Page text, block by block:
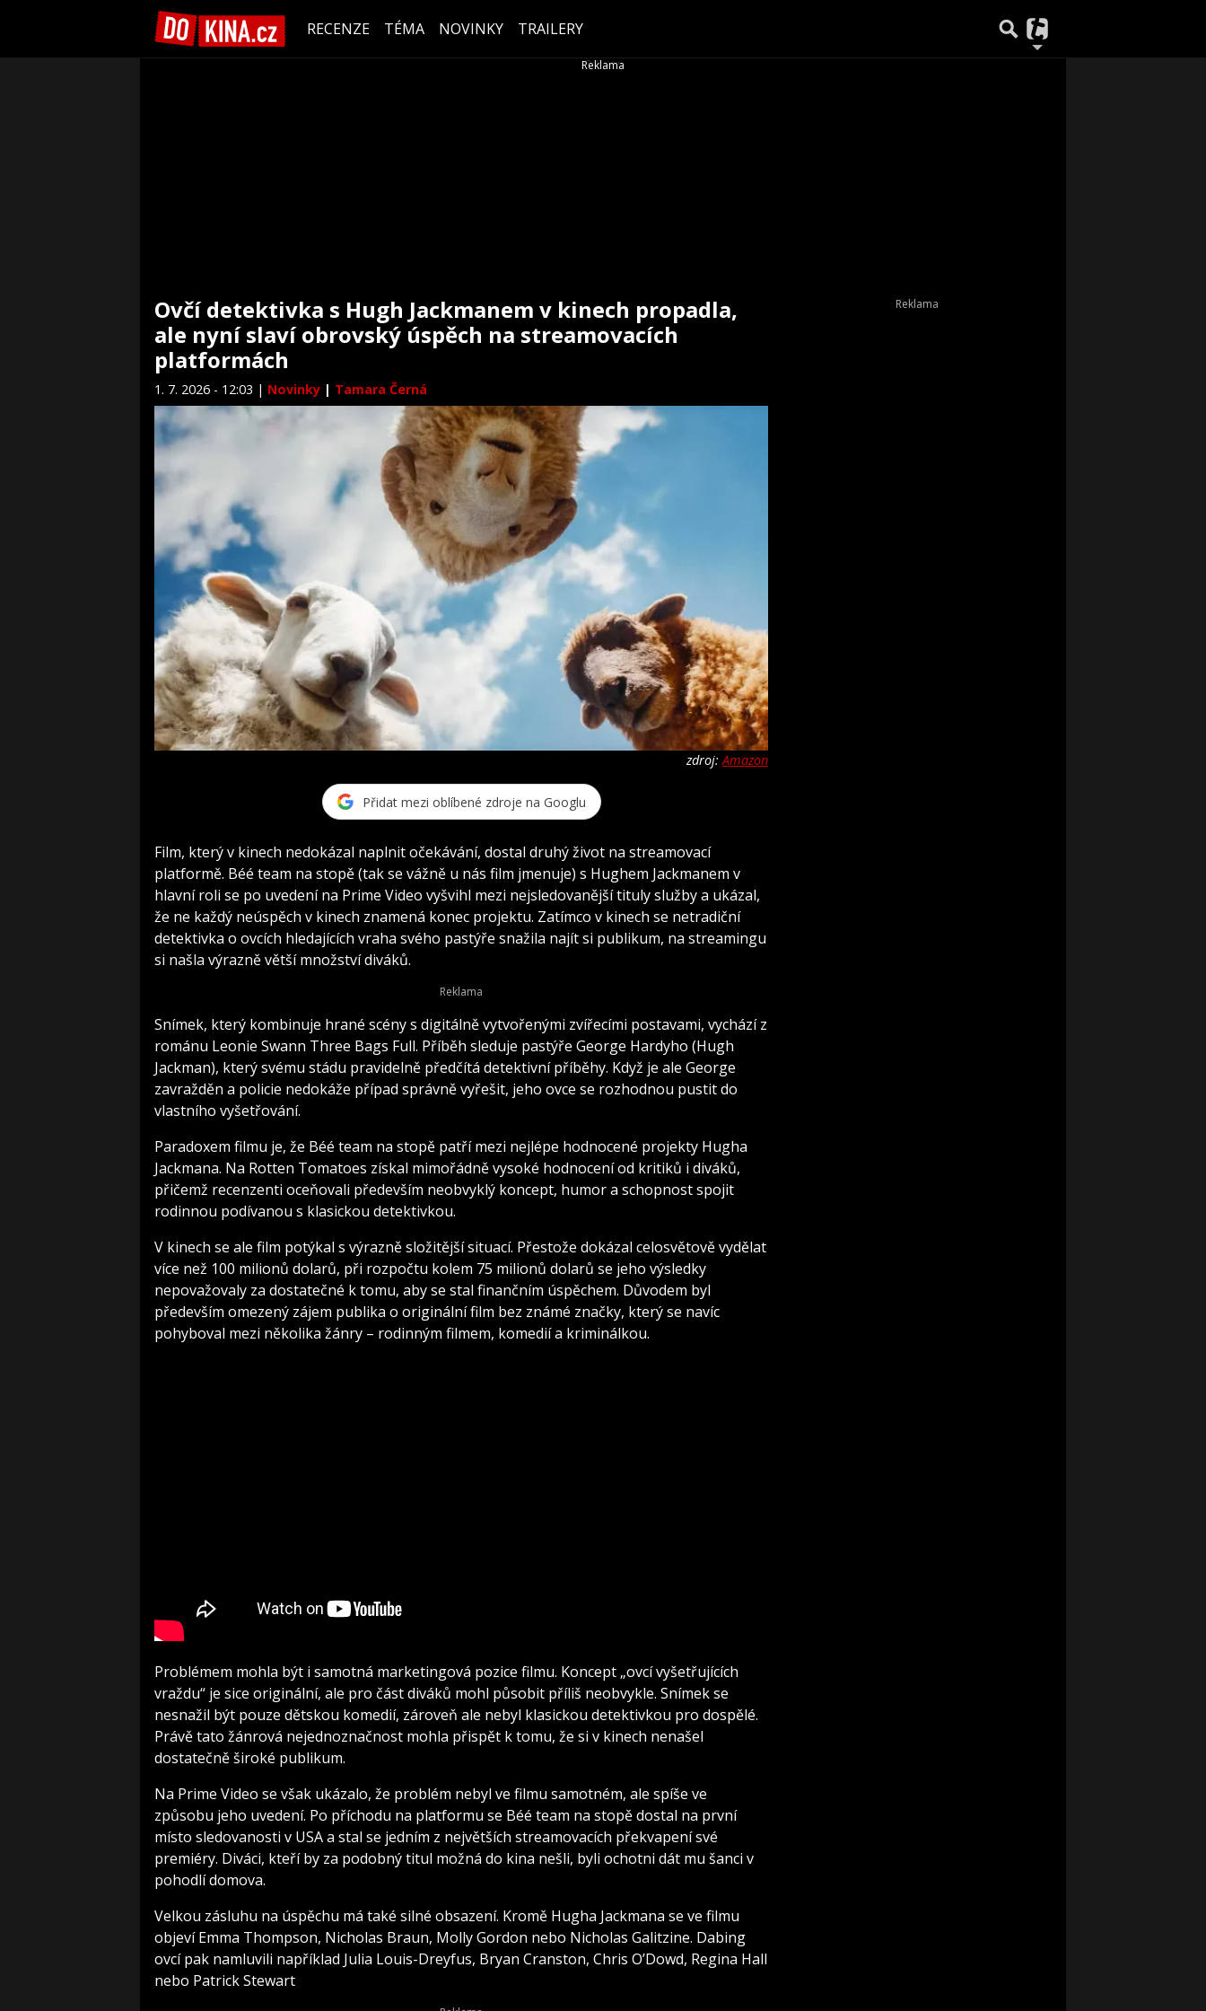
RECENZE TÉMA NOVINKY TRAILERY
Ovčí detektivka s Hugh Jackmanem v kinech propadla,
ale nyní slaví obrovský úspěch na streamovacích
platformách
1. 7. 2026 - 12:03 | Novinky | Tamara Černá
zdroj:Amazon
Přidat mezi oblíbené zdroje na Googlu
Film, který v kinech nedokázal naplnit očekávání, dostal druhý život na streamovací
platformě. Béé team na stopě (tak se vážně u nás film jmenuje) s Hughem Jackmanem v
hlavní roli se po uvedení na Prime Video vyšvihl mezi nejsledovanější tituly služby a ukázal,
že ne každý neúspěch v kinech znamená konec projektu. Zatímco v kinech se netradiční
detektivka o ovcích hledajících vraha svého pastýře snažila najít si publikum, na streamingu
si našla výrazně větší množství diváků.
Snímek, který kombinuje hrané scény s digitálně vytvořenými zvířecími postavami, vychází z
románu Leonie Swann Three Bags Full. Příběh sleduje pastýře George Hardyho (Hugh
Jackman), který svému stádu pravidelně předčítá detektivní příběhy. Když je ale George
zavražděn a policie nedokáže případ správně vyřešit, jeho ovce se rozhodnou pustit do
vlastního vyšetřování.
Paradoxem filmu je, že Béé team na stopě patří mezi nejlépe hodnocené projekty Hugha
Jackmana. Na Rotten Tomatoes získal mimořádně vysoké hodnocení od kritiků i diváků,
přičemž recenzenti oceňovali především neobvyklý koncept, humor a schopnost spojit
rodinnou podívanou s klasickou detektivkou.
V kinech se ale film potýkal s výrazně složitější situací. Přestože dokázal celosvětově vydělat
více než 100 milionů dolarů, při rozpočtu kolem 75 milionů dolarů se jeho výsledky
nepovažovaly za dostatečné k tomu, aby se stal finančním úspěchem. Důvodem byl
především omezený zájem publika o originální film bez známé značky, který se navíc
pohyboval mezi několika žánry – rodinným filmem, komedií a kriminálkou.
Problémem mohla být i samotná marketingová pozice filmu. Koncept „ovcí vyšetřujících
vraždu“ je sice originální, ale pro část diváků mohl působit příliš neobvykle. Snímek se
nesnažil být pouze dětskou komedií, zároveň ale nebyl klasickou detektivkou pro dospělé.
Právě tato žánrová nejednoznačnost mohla přispět k tomu, že si v kinech nenašel
dostatečně široké publikum.
Na Prime Video se však ukázalo, že problém nebyl ve filmu samotném, ale spíše ve
způsobu jeho uvedení. Po příchodu na platformu se Béé team na stopě dostal na první
místo sledovanosti v USA a stal se jedním z největších streamovacích překvapení své
premiéry. Diváci, kteří by za podobný titul možná do kina nešli, byli ochotni dát mu šanci v
pohodlí domova.
Velkou zásluhu na úspěchu má také silné obsazení. Kromě Hugha Jackmana se ve filmu
objeví Emma Thompson, Nicholas Braun, Molly Gordon nebo Nicholas Galitzine. Dabing
ovcí pak namluvili například Julia Louis-Dreyfus, Bryan Cranston, Chris O’Dowd, Regina Hall
nebo Patrick Stewart